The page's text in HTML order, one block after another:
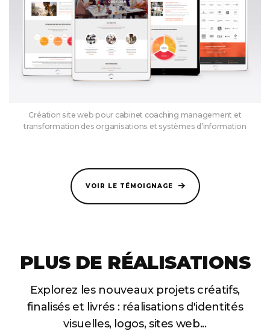
Création site web pour cabinet coaching management et
transformation des organisations et systèmes d’information
VOIR LE TÉMOIGNAGE
PLUS DE RÉALISATIONS
Explorez les nouveaux projets créatifs,
finalisés et livrés :réalisations d'identités
visuelles, logos, sites web...